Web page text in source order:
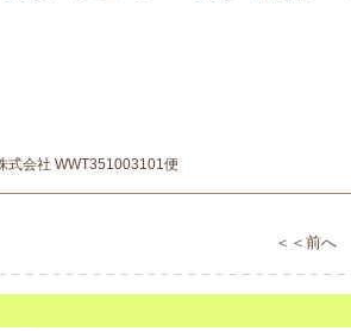
会社 WWT351003101便
＜＜前へ